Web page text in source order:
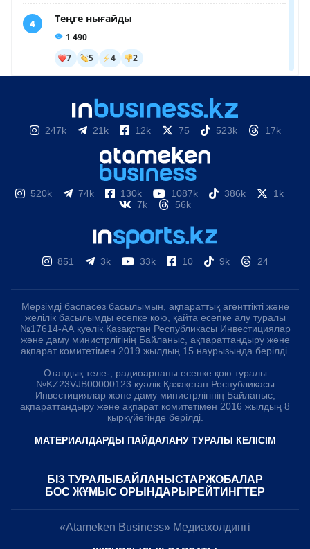
247k 21k 12k 75 523k 17k
520k 74k 130k 1087k 386k
1k
7k
56k
851 3k 33k 10 9k 24
Мерзімді баспасөз басылымын, ақпараттық агенттікті және
желілік басылымды есепке қою, қайта есепке алу туралы
№17614-АА куәлік Қазақстан Республикасы Инвестициялар
және даму министрлігінің Байланыс, ақпараттандыру және
ақпарат комитетімен 2019 жылдың 15 наурызында берілді.
Отандық теле-, радиоарнаны есепке қою туралы
№KZ23VJB00000123 куәлік Қазақстан Республикасы
Инвестициялар және даму министрлігінің Байланыс,
ақпараттандыру және ақпарат комитетімен 2016 жылдың 8
қыркүйегінде берілді.
МАТЕРИАЛДАРДЫ ПАЙДАЛАНУ ТУРАЛЫ КЕЛІСІМ
БІЗ ТУРАЛЫ БАЙЛАНЫСТАРЖОБАЛАР
БОС ЖҰМЫС ОРЫНДАРЫ РЕЙТИНГТЕР
«Atameken Business» Медиахолдингі